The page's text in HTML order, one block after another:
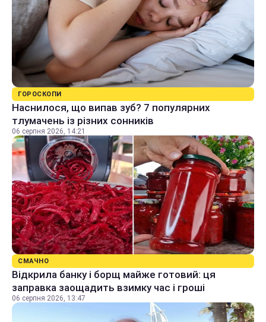
ГОРОСКОПИ
Наснилося, що випав зуб? 7 популярних
тлумачень із різних сонників
06 серпня 2026, 14:21
СМАЧНО
Відкрила банку і борщ майже готовий: ця
заправка заощадить взимку час і гроші
06 серпня 2026, 13:47